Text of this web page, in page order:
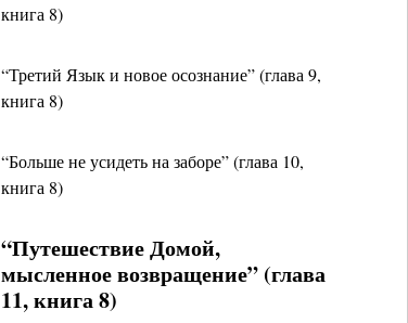
книга 8)
“Третий Язык и новое осознание” (глава 9,
книга 8)
“Больше не усидеть на заборе” (глава 10,
книга 8)
“Путешествие Домой,
мысленное возвращение” (глава
11, книга 8)